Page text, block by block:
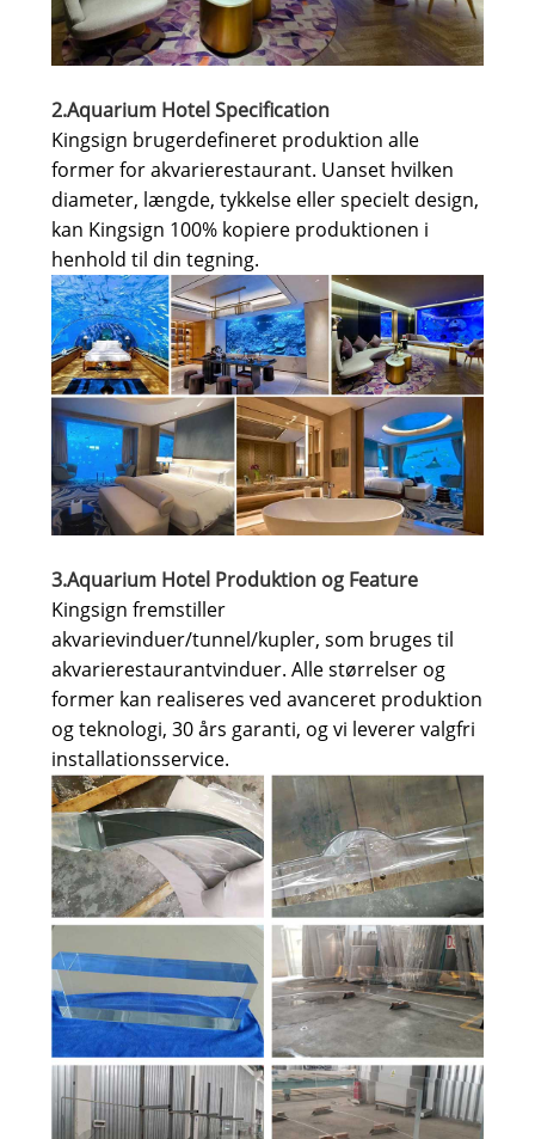
2.Aquarium Hotel Specification
Kingsign brugerdefineret produktion alle
former for akvarierestaurant. Uanset hvilken
diameter, længde, tykkelse eller specielt design,
kan Kingsign 100% kopiere produktionen i
henhold til din tegning.
3.Aquarium Hotel Produktion og Feature
Kingsign fremstiller
akvarievinduer/tunnel/kupler, som bruges til
akvarierestaurantvinduer. Alle størrelser og
former kan realiseres ved avanceret produktion
og teknologi, 30 års garanti, og vi leverer valgfri
installationsservice.